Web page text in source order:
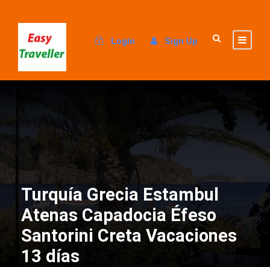
Login Sign Up
Turquía Grecia Estambul
Atenas Capadocia Éfeso
Santorini Creta Vacaciones
13 días